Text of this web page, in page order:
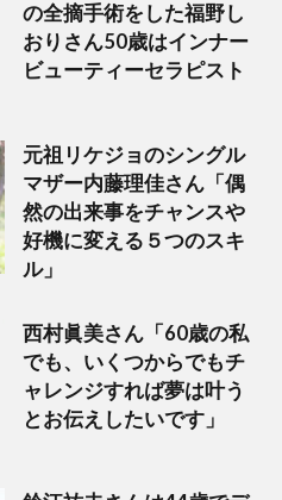
の全摘手術をした福野し
おりさん50歳はインナー
ビューティーセラピスト
元祖リケジョのシングル
マザー内藤理佳さん「偶
然の出来事をチャンスや
好機に変える５つのスキ
ル」
西村眞美さん「60歳の私
でも、いくつからでもチ
ャレンジすれば夢は叶う
とお伝えしたいです」